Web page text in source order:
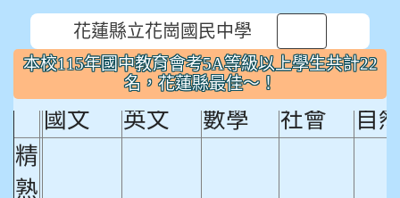
花蓮縣立花崗國民中學
本校115年國中教育會考5A等級以上學生共計22
名，花蓮縣最佳～！
本校115年國中教育會考5A等級以上
學生共計22名，花蓮縣最佳～！
國文
英文 數學 社會
自
精
熟